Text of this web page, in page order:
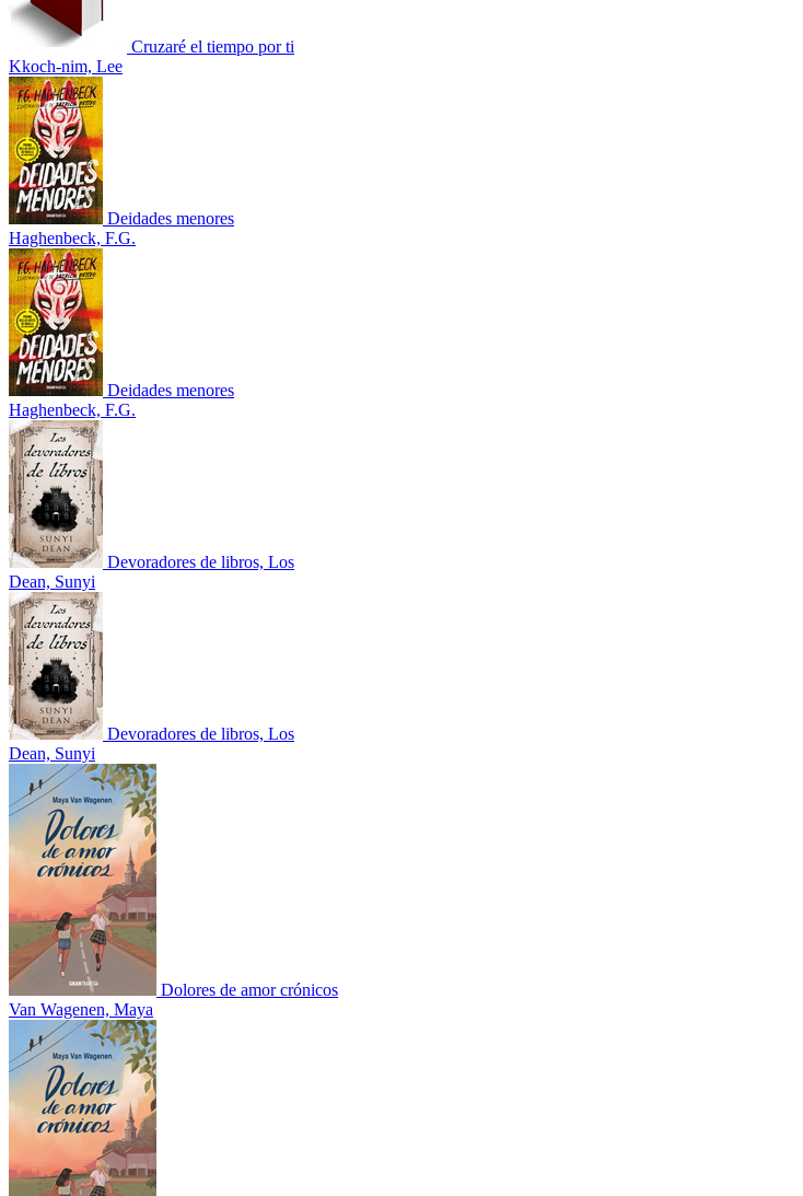
Cruzaré el tiempo por ti
Kkoch-nim, Lee
Deidades menores
Haghenbeck, F.G.
Deidades menores
Haghenbeck, F.G.
Devoradores de libros, Los
Dean, Sunyi
Devoradores de libros, Los
Dean, Sunyi
Dolores de amor crónicos
Van Wagenen, Maya